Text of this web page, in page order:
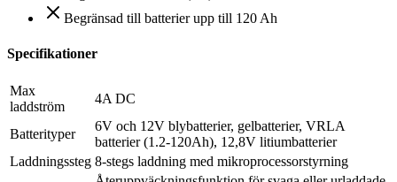
Begränsad till batterier upp till 120 Ah
Specifikationer
Max
laddström
4A DC
Batterityper
6V och 12V blybatterier, gelbatterier, VRLA
batterier (1.2-120Ah), 12,8V litiumbatterier
Laddningssteg 8-stegs laddning med mikroprocessorstyrning